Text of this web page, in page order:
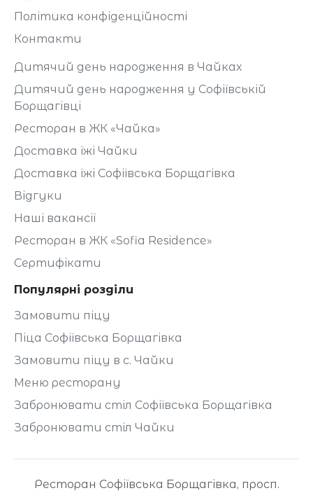
Політика конфіденційності
Контакти
Дитячий день народження в Чайках
Дитячий день народження у Софіївській
Борщагівці
Ресторан в ЖК «Чайка»
Доставка їжі Чайки
Доставка їжі Софіївська Борщагівка
Відгуки
Наші вакансії
Ресторан в ЖК «Sofia Residence»
Сертифікати
Популярні розділи
Замовити піцу
Піца Софіївська Борщагівка
Замовити піцу в с. Чайки
Меню ресторану
Забронювати стіл Софіївська Борщагівка
Забронювати стіл Чайки
Ресторан Софіївська Борщагівка, просп.